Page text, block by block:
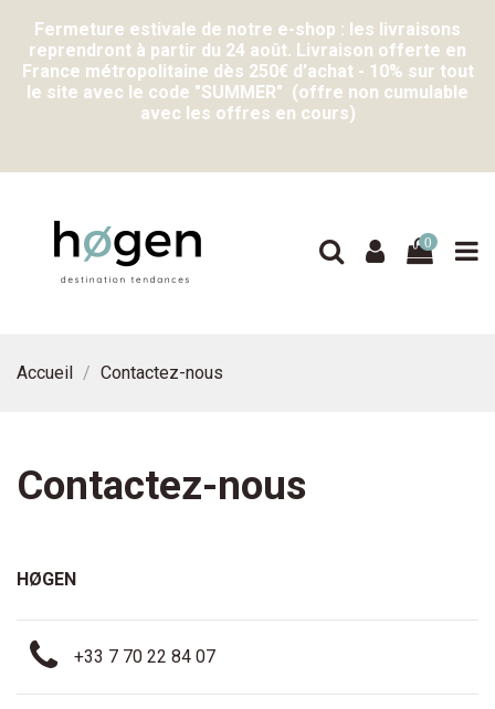
Fermeture estivale de notre e-shop : les livraisons
reprendront à partir du 24 août. Livraison offerte en
France métropolitaine dès 250€ d'achat - 10% sur tout
le site avec le code "SUMMER" (offre non cumulable
avec les offres en cours)
0
Accueil Contactez-nous
Contactez-nous
HØGEN
+33 7 70 22 84 07